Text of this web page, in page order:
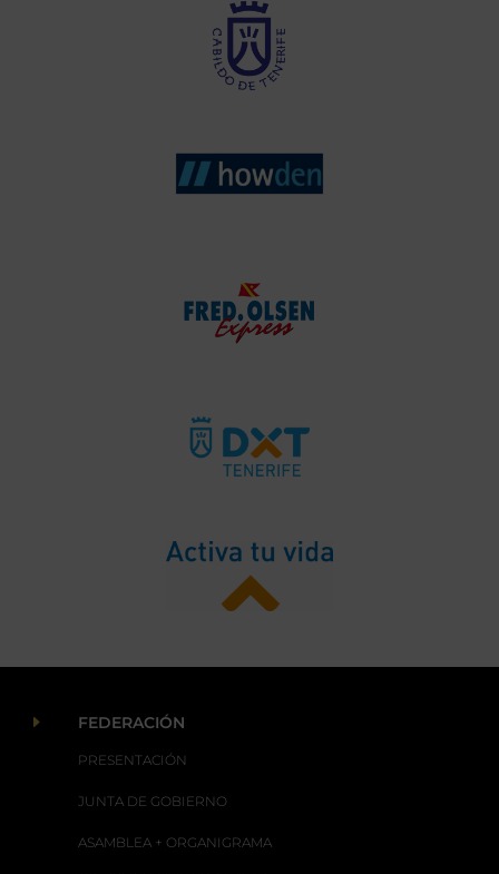
E FEDERACIÓN
PRESENTACIÓN
JUNTA DE GOBIERNO
ASAMBLEA + ORGANIGRAMA